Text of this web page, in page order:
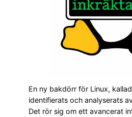
En ny bakdörr för Linux, kallad
identifierats och analyserats
Det rör sig om ett avancerat